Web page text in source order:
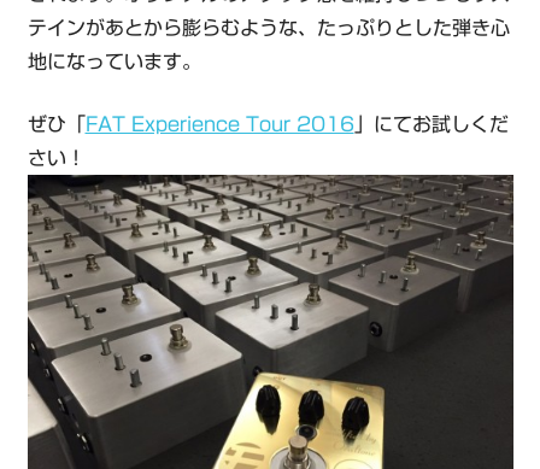
テインがあとから膨らむような、たっぷりとした弾き心
地になっています。
ぜひ「FAT Experience Tour 2016 」にてお試しくだ
さい！